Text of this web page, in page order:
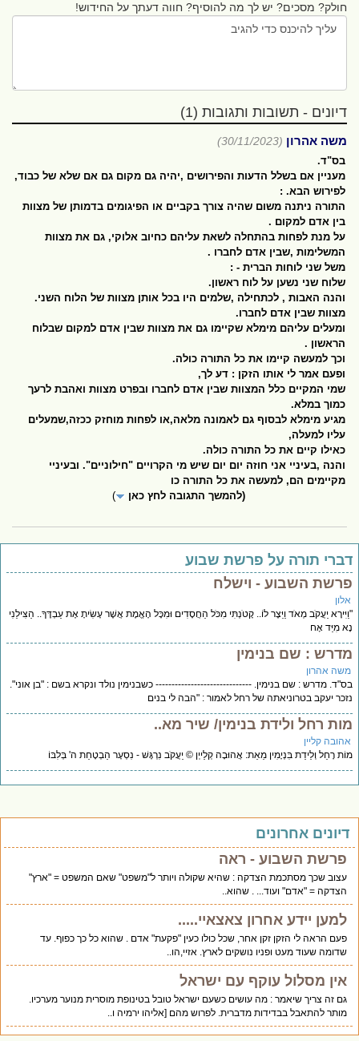
חולק? מסכים? יש לך מה להוסיף? חווה דעתך על החידוש!
דיונים - תשובות ותגובות (1)
משה אהרון (30/11/2023)
בס"ד.
מעניין אם בשלל הדעות והפירושים ,יהיה גם מקום גם אם שלא של כבוד,
לפירוש הבא. :
התורה ניתנה משום שהיה צורך בקביים או הפיגומים בדמותן של מצוות
בין אדם למקום .
על מנת לפחות בהתחלה לשאת עליהם כחיוב אלוקי, גם את מצוות
המשלימות ,שבין אדם לחברו .
משל שני לוחות הברית - :
שלוח שני נשען על לוח ראשון.
והנה האבות , לכתחילה ,שלמים היו בכל אותן מצוות של הלוח השני.
מצוות שבין אדם לחברו.
ומעלים עליהם מימלא שקיימו גם את מצוות שבין אדם למקום שבלוח
הראשון .
וכך למעשה קיימו את כל התורה כולה.
ופעם אמר לי אותו הזקן : דע לך,
שמי המקיים כלל המצוות שבין אדם לחברו ובפרט מצוות ואהבת לרעך
כמוך במלא.
מגיע מימלא לבסוף גם לאמונה מלאה,או לפחות מוחזק ככזה,שמעלים
עליו למעלה,
כאילו קיים את כל התורה כולה.
והנה ,בעיניי אני חוזה יום יום שיש מי הקרויים "חילוניים". ובעיניי
מקיימים הם, למעשה את כל התורה כו
(להמשך התגובה לחץ כאן
תורה על פרשת שבוע
השבוע - וישלח
יַעֲקֹב מְאֹד וַיֵּצֶר לוֹ.. קָטֹנְתִּי מִכֹּל הַחֲסָדִים וּמִכָּל הָאֱמֶת אֲשֶׁר עָשִׂיתָ אֶת עַבְדֶּךָ.. הַצִּילֵנִי
מִיַּד אָח
: שם בנימין
אהרון
מדרש : שם בנימין. ------------------------------ כשבנימין נולד ונקרא בשם : "בן אוני".
יעקב בטרוניאתה של רחל לאמור : "הבה לי בנים
רחל ולידת בנימין/ שיר מא..
קליין
רָחֵל וְלֵידַת בִּנְיָמִין מֵאֵת: אֲהוּבָה קְלַייְן © יַעֲקֹב נִרְגָּשׁ - נִסְעָר הַבְטָחַת ה' בְּלִבּוֹ
אחרונים
פרשת השבוע - ראה
עצוב שכך מסתכמת הצדקה : שהיא שקולה ויותר ל"משפט" שאם המשפט = "ארץ"
הצדקה = "אדם" ועוד... . שהוא..
למען יידע אחרון צאצאיי.....
פעם הראה לי הזקן זקן אחר, שכל כולו כעין "פקעת" אדם . שהוא כל כך כפוף. עד
שדומה שעוד מעט ופניו נושקים לארץ. אזיי,הו..
אין מסלול עוקף עם ישראל
גם זה צריך שיאמר : מה עושים כשעם ישראל טובל בטינופת מוסרית מנוער מערכיו.
מותר להתאבל בבדידות מדברית. לפרוש מהם [אליהו ירמיה ו..